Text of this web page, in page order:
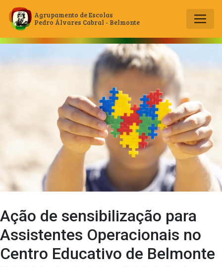
Main Navigation
Agrupamento de Escolas
Pedro Álvares Cabral - Belmonte
Ação de sensibilização para
Assistentes Operacionais no
Centro Educativo de Belmonte